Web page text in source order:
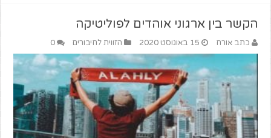
הקשר בין ארגוני אוהדים לפוליטיקה
כתב אורח 15 באוגוסט 2020 הזווית לחיבורים 0